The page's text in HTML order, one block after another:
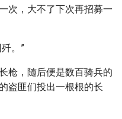
次，大不了下次再招募一
。”
枪，随后便是数百骑兵的
盗匪们投出一根根的长